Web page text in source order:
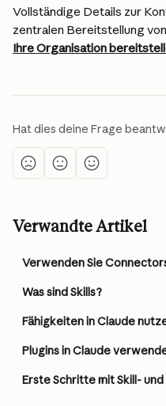
Vollständige Details zur
zentralen Bereitstellung
Ihre Organisation
Hat dies deine Frage
Verwandte Artikel
Was sind Skills?
Fähigkeiten in Claude
Plugins in Claude
Erste Schritte mit Skill-